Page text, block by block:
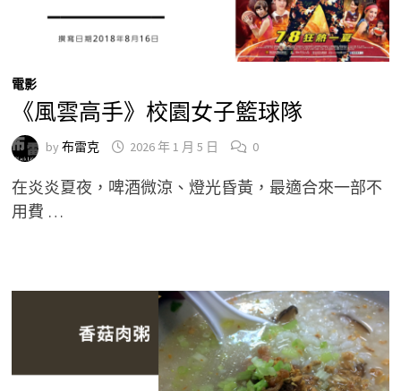
電影
《風雲高手》校園女子籃球隊
by 布雷克 2026 年 1 月 5 日 0
在炎炎夏夜，啤酒微涼、燈光昏黃，最適合來一部不
用費 …